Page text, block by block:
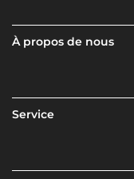
À propos de nous
Service